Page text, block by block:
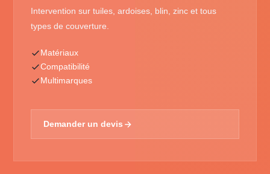
Intervention sur tuiles, ardoises, blin, zinc et tous
types de couverture.
Matériaux
Compatibilité
Multimarques
Demander un devis